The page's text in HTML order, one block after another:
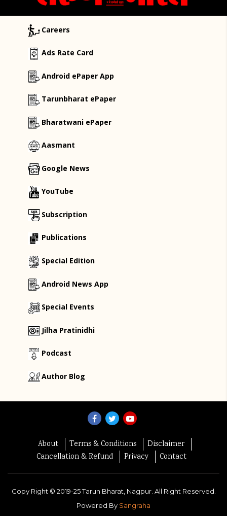
Careers
Ads Rate Card
Android ePaper App
Tarunbharat ePaper
Bharatwani ePaper
Aasmant
Google News
YouTube
Subscription
Publications
Special Edition
Android News App
Special Events
Jilha Pratinidhi
Podcast
Author Blog
About Terms & Conditions
Disclaimer
Cancellation & Refund
Privacy Contact
Copy Right © 2019-25Tarun Bharat, Nagpur. All Right Reserved.
Powered By Sangraha